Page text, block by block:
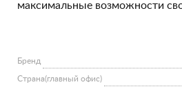
максимальные возможности
Бренд
Страна(главный офис)